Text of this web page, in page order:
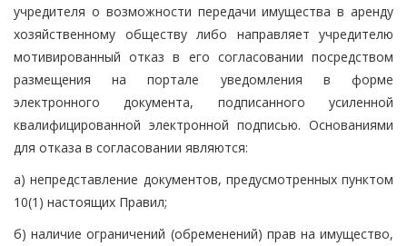
учредителя о возможности передачи имущества в аренду
хозяйственному обществу либо направляет учредителю
мотивированный отказ в его согласовании посредством
размещения на портале уведомления в форме
электронного документа, подписанного усиленной
квалифицированной электронной подписью. Основаниями
для отказа в согласовании являются:
а) непредставление документов, предусмотренных пунктом
10(1) настоящих Правил;
б) наличие ограничений (обременений) прав на имущество,